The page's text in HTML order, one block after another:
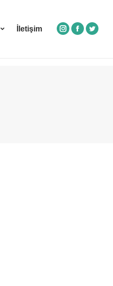
İletişim
Instagram
Facebook